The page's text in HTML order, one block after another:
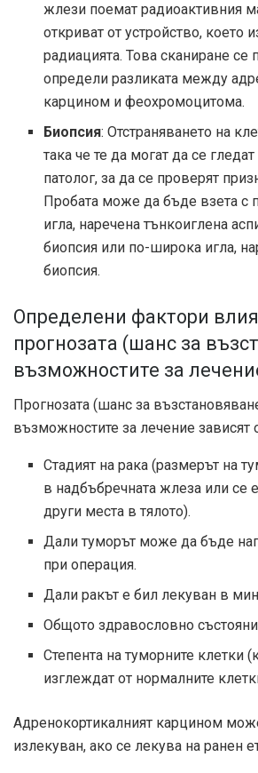
жлези поемат радиоактивния
откриват от устройство, което
радиацията. Това сканиране се
определи разликата между
карцином и феохромоцитома.
Биопсия: Отстраняването на
така че те да могат да се
патолог, за да се проверят
Пробата може да бъде взета с
игла, наречена тънкоиглена
биопсия или по-широка игла,
биопсия.
Определени фактори
прогнозата (шанс за
възможностите за
Прогнозата (шанс за
възможностите за лечение зависят
Стадият на рака (размерът на
в надбъбречната жлеза или се
други места в тялото).
Дали туморът може да бъде
при операция.
Дали ракът е бил лекуван в
Общото здравословно
Степента на туморните клетки
изглеждат от нормалните
Адренокортикалният карцином
излекуван, ако се лекува на ранен